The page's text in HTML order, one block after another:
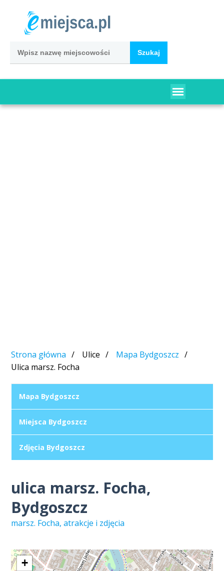
Strona główna Ulice
Mapa Bydgoszcz
Ulica marsz. Focha
Mapa Bydgoszcz
Miejsca Bydgoszcz
Zdjęcia Bydgoszcz
ulica marsz. Focha,
Bydgoszcz
marsz. Focha, atrakcje i zdjęcia
+